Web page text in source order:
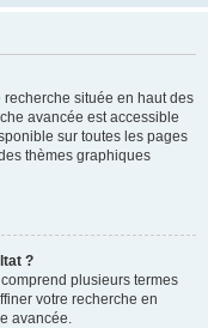
située en haut des
avancée est accessible
sur toutes les pages
thèmes graphiques
?
plusieurs termes
votre recherche en
avancée.